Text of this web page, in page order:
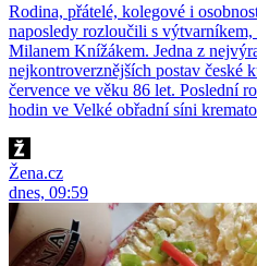
Rodina, přátelé, kolegové i
naposledy rozloučili s výtvarníkem,
Milanem Knížákem. Jedna z
nejkontroverznějších postav české
července ve věku 86 let. Poslední
hodin ve Velké obřadní síni
Žena.cz
dnes, 09:59